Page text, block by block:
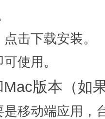
击下载安装。
使用。
版本（如
是移动端应用，